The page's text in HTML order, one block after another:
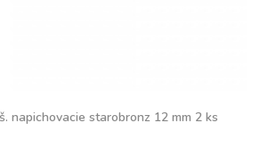
starobronz 12 mm 2 ks